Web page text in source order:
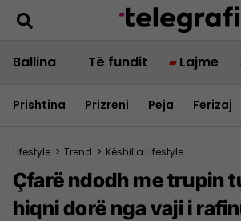
Ballina Të fundit Lajme
Prishtina Prizreni Peja Ferizaj
Lifestyle > Trend > Këshilla Lifestyle
Çfarë ndodh me trupin
hiqni dorë nga vaji i